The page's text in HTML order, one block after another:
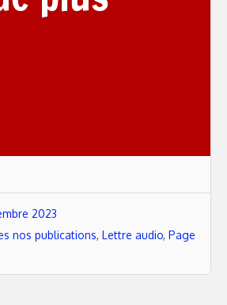
2023
nos publications, Lettre audio, Page